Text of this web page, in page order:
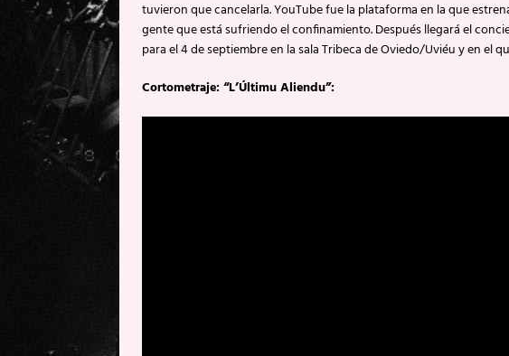
tuvieron que cancelarla. YouTube fue la plataforma en la que
gente que está sufriendo el confinamiento. Después llegará el
para el 4 de septiembre en la sala Tribeca de Oviedo/Uviéu y en el
Cortometraje: “L’Últimu Aliendu”: